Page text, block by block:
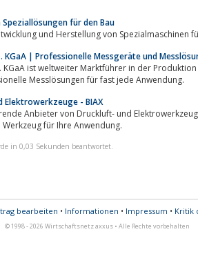
für den Bau
und Herstellung von Spezialmaschinen
KGaA | Professionelle Messgeräte und
KGaA ist weltweiter Marktführer in der
Messlösungen für fast jede Anwendung.
Elektrowerkzeuge - BIAX
Anbieter von Druckluft- und
für Ihre Anwendung.
in 0,03 Sekunden beantwortet.
bearbeiten • Informationen • Impressum • Kritik
© 1998 - 2026 Wirtschaftsnetz axxus • Alle Rechte vorbehalten